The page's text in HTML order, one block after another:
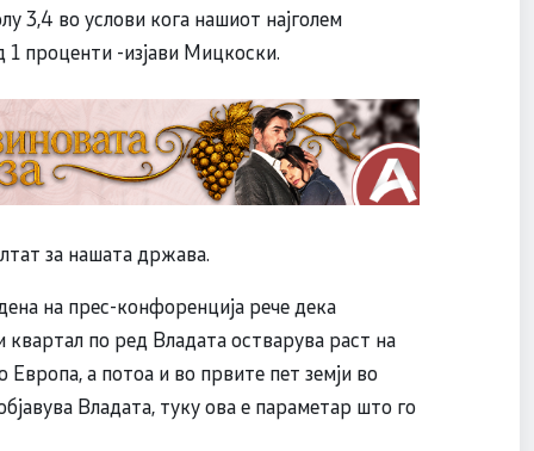
3,4 во услови кога нашиот најголем
1 проценти -изјави Мицкоски.
за нашата држава.
на прес-конфоренција рече дека
по ред Владата остварува раст на
Европа, а потоа и во првите пет земји во
Владата, туку ова е параметар што го